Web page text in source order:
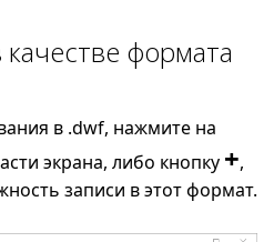
формата
в .dwf, нажмите на
экрана, либо кнопку +,
записи в этот формат.